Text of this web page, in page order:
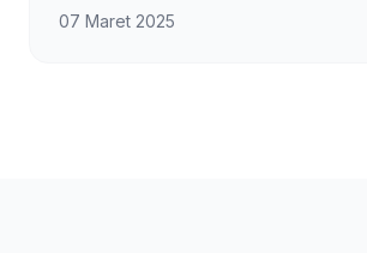
07 Maret 2025